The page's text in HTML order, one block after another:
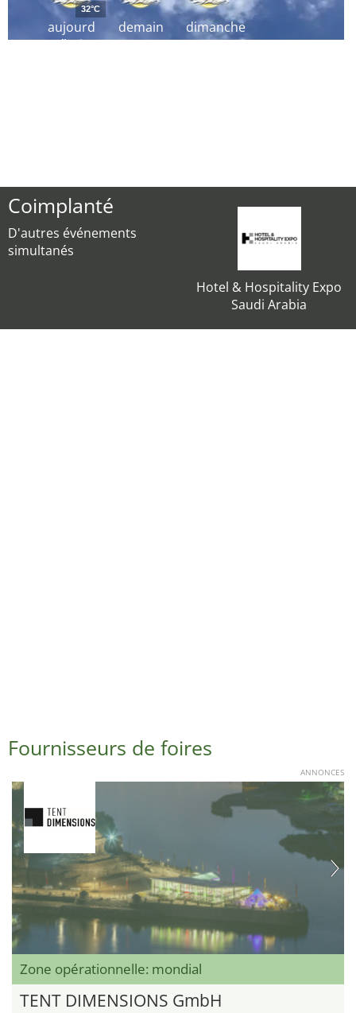
aujourd
´hui
32°C
demain dimanche
Coimplanté
D'autres événements
simultanés
Hotel & Hospitality Expo
Saudi Arabia
Fournisseurs de foires
ANNONCES
Zone opérationnelle: mondial
TENT DIMENSIONS GmbH